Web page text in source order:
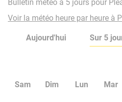
Bulletin météo à 5 jours pour
Voir la météo heure par heure à
Aujourd'hui Sur 5
Sam Dim Lun Mar